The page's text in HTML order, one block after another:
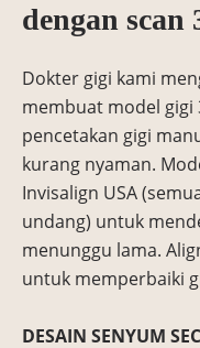
dengan scan
Dokter gigi kami
membuat model gigi
pencetakan gigi
kurang nyaman.
Invisalign USA
undang) untuk
menunggu lama.
untuk memperbaiki
DESAIN SENYUM